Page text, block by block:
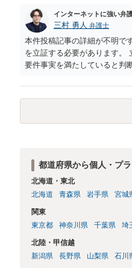
インターネットに強い弁
三村 勇人 弁護士
本件投稿記事の詳細が不明で
を立証する必要があります。
要件事実を満たしていると判
はXのため、APのIPアドレス
だけでは足りず、実務を踏ま
都道府県から個人・プ
北海道・東北
北海道
青森県 岩手県 宮城
関東
東京都
神奈川県 千葉県 埼
北陸・甲信越
新潟県
長野県 山梨県 石川